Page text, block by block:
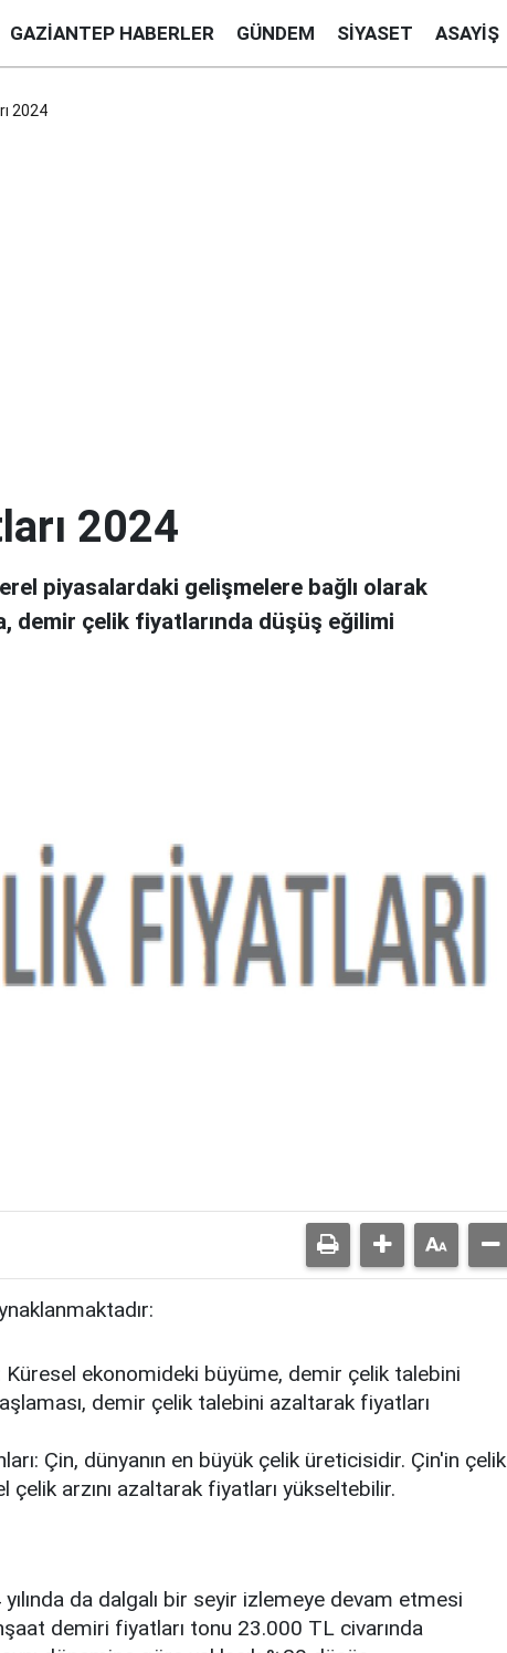
GAZIANTEP HABERLER GÜNDEM SIYASET ASAYIŞ
2024
2024
piyasalardaki gelişmelere bağlı olarak
demir çelik fiyatlarında düşüş eğilimi
Küresel ekonomideki büyüme, demir çelik talebini
demir çelik talebini azaltarak fiyatları
Çin, dünyanın en büyük çelik üreticisidir. Çin'in çelik
arzını azaltarak fiyatları yükseltebilir.
da dalgalı bir seyir izlemeye devam etmesi
demiri fiyatları tonu 23.000 TL civarında